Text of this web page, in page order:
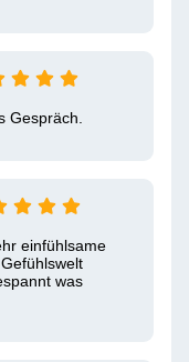
Gespräch.
einfühlsame
was